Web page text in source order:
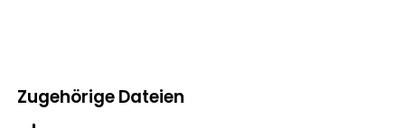
Zugehörige Dateien